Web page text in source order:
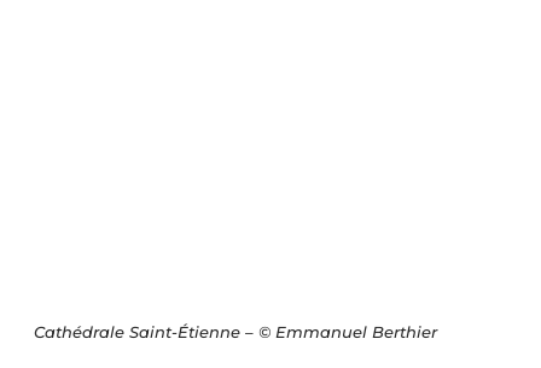
Cathédrale Saint-Étienne – © Emmanuel Berthier